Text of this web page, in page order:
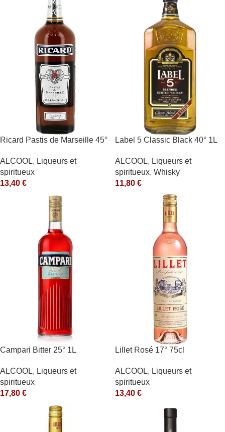
Ricard Pastis de Marseille 45°
ALCOOL, Liqueurs et
spiritueux
13,40 €
Label 5 Classic Black 40° 1L
ALCOOL, Liqueurs et
spiritueux, Whisky
11,80 €
Campari Bitter 25° 1L
ALCOOL, Liqueurs et
spiritueux
17,80 €
Lillet Rosé 17° 75cl
ALCOOL, Liqueurs et
spiritueux
13,40 €